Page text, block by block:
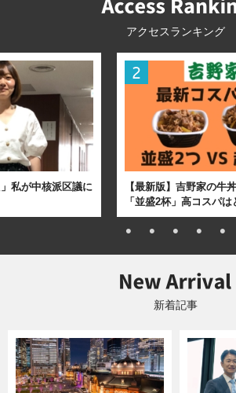
アクセスランキング
私が中核派区議に
【最新版】吉野家の牛
「並盛2杯」高コスパは
新着記事